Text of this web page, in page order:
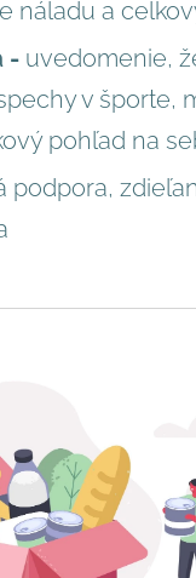
náladu a
- uvedomenie,
v športe,
pohľad na
podpora,